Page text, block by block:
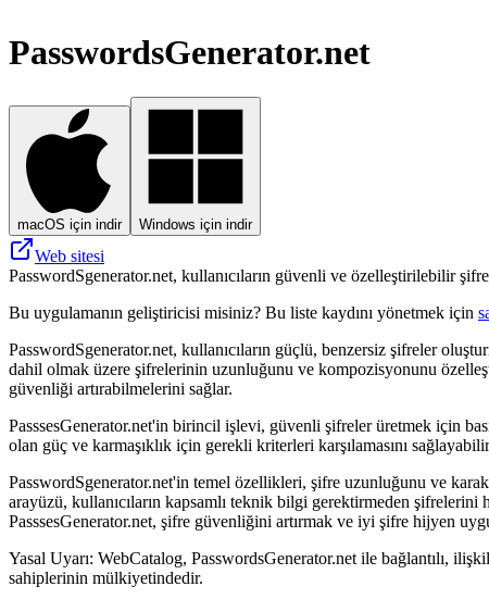
PasswordsGenerator.net
macOS için indir Windows için indir
Web sitesi
PasswordSgenerator.net, kullanıcıların güvenli ve özelleştirilebilir
Bu uygulamanın geliştiricisi misiniz? Bu liste kaydını yönetmek için
PasswordSgenerator.net, kullanıcıların güçlü, benzersiz şifreler
dahil olmak üzere şifrelerinin uzunluğunu ve kompozisyonunu
güvenliği artırabilmelerini sağlar.
PasssesGenerator.net'in birincil işlevi, güvenli şifreler üretmek için
olan güç ve karmaşıklık için gerekli kriterleri karşılamasını
PasswordSgenerator.net'in temel özellikleri, şifre uzunluğunu ve
arayüzü, kullanıcıların kapsamlı teknik bilgi gerektirmeden şifrelerini
PasssesGenerator.net, şifre güvenliğini artırmak ve iyi şifre hijyen
Yasal Uyarı: WebCatalog, PasswordsGenerator.net ile bağlantılı,
sahiplerinin mülkiyetindedir.